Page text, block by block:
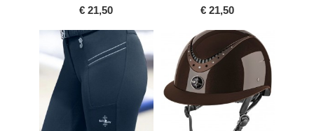
€ 21,50 € 21,50